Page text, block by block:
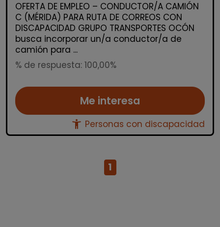
OFERTA DE EMPLEO – CONDUCTOR/A CAMIÓN
C (MÉRIDA) PARA RUTA DE CORREOS CON
DISCAPACIDAD GRUPO TRANSPORTES OCÓN
busca incorporar un/a conductor/a de
camión para ...
% de respuesta: 100,00%
Me interesa
accessibility_new Personas con discapacidad
1